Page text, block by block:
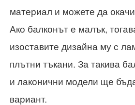
материал и можете да
Ако балконът е малък,
изоставите дизайна му с
плътни тъкани. За такива
и лаконични модели ще
вариант.